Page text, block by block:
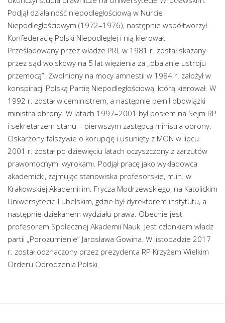
Podjął działalność niepodległościową w Nurcie
Niepodległościowym (1972–1976), następnie współtworzył
Konfederację Polski Niepodległej i nią kierował.
Prześladowany przez władze PRL w 1981 r. został skazany
przez sąd wojskowy na 5 lat więzienia za „obalanie ustroju
przemocą”. Zwolniony na mocy amnestii w 1984 r. założył w
konspiracji Polską Partię Niepodległościową, którą kierował. W
1992 r. został wiceministrem, a następnie pełnił obowiązki
ministra obrony. W latach 1997–2001 był posłem na Sejm RP
i sekretarzem stanu – pierwszym zastępcą ministra obrony.
Oskarżony fałszywie o korupcję i usunięty z MON w lipcu
2001 r. został po dziewięciu latach oczyszczony z zarzutów
prawomocnymi wyrokami. Podjął pracę jako wykładowca
akademicki, zajmując stanowiska profesorskie, m.in. w
Krakowskiej Akademii im. Frycza Modrzewskiego, na Katolickim
Uniwersytecie Lubelskim, gdzie był dyrektorem instytutu, a
następnie dziekanem wydziału prawa. Obecnie jest
profesorem Społecznej Akademii Nauk. Jest członkiem władz
partii „Porozumienie” Jarosława Gowina. W listopadzie 2017
r. został odznaczony przez prezydenta RP Krzyżem Wielkim
Orderu Odrodzenia Polski.